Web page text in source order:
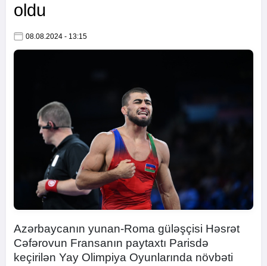
oldu
08.08.2024 - 13:15
Azərbaycanın yunan-Roma güləşçisi Həsrət
Cəfərovun Fransanın paytaxtı Parisdə
keçirilən Yay Olimpiya Oyunlarında növbəti